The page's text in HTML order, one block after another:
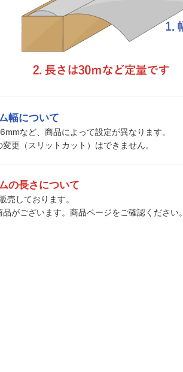
幅について
など、商品によって設定が異なります。
更（スリットカット）はできません。
の長さについて
売しております。
がございます。商品ページをご確認ください。